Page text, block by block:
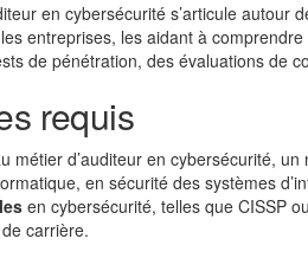
en cybersécurité s’articule autour
entreprises, les aidant à
de pénétration, des évaluations de
requis
métier d’auditeur en cybersécurité, un
en sécurité des systèmes
en cybersécurité, telles que CISSP
carrière.